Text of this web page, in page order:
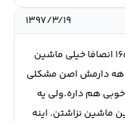
۱۳۹۷/۳/۱۹
من یه برلیانس h 330 آوردم با موتور ۱۶۵۰ انصافا خیلی ماشین
دارمش اصن مشکلی
هم داره.ولی یه
ماشین نزاشتن. اینه